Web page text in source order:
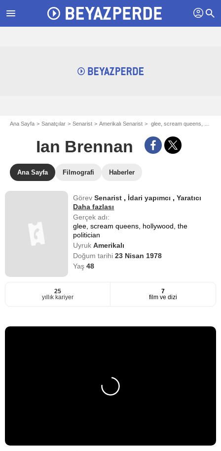
menu profil search
Ana Sayfa Sanatçılar Senarist Amerikalı Senarist glee, scream queens, hollywood, the politician - aka Ian Brennan
Ian Brennan
Ana Sayfa Filmografi Haberler
GörevSenarist , İdari yapımcı ,Yaratıcı
Daha fazlası
Gerçek adı:
glee, scream queens, hollywood, the
politician
UyrukAmerikalı
Doğum tarihi23 Nisan 1978
Yaş48
25
yıllık kariyer
7
film ve dizi